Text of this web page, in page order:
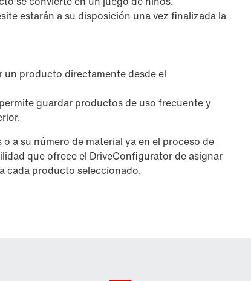
estarán a su disposición una vez finalizada la
producto directamente desde el
guardar productos de uso frecuente y
a su número de material ya en el proceso de
que ofrece el DriveConfigurator de asignar
cada producto seleccionado.